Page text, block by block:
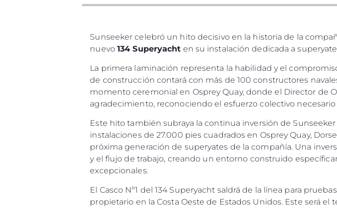
Sunseeker celebró un hito decisivo en la historia de la
nuevo 134 Superyacht en su instalación dedicada a
La primera laminación representa la habilidad y el
de construcción contará con más de 100 constructores
momento ceremonial en Osprey Quay, donde el Director de
agradecimiento, reconociendo el esfuerzo colectivo necesario
Este hito también subraya la continua inversión de
instalaciones de 27.000 pies cuadrados en Osprey Quay,
próxima generación de superyates de la compañía. Una
y el flujo de trabajo, creando un entorno construido
excepcionales.
El Casco Nº1 del 134 Superyacht saldrá de la línea para
propietario en la Costa Oeste de Estados Unidos. Este será
Información
Mapa
Contacto
Legal
POLÍTICA DE
DE LA
TERMINOS Y
POLÍTICA DE
OFERTAS DE